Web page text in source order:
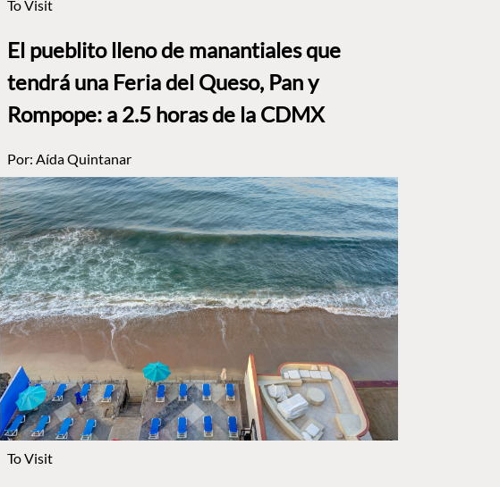
To Visit
El pueblito lleno de manantiales que
tendrá una Feria del Queso, Pan y
Rompope: a 2.5 horas de la CDMX
Por: Aída Quintanar
To Visit